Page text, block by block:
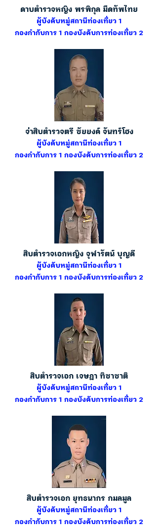
ดาบตำรวจหญิง พรพิกุล มืดทัพไทย
ผู้บังคับหมู่สถานีท่องเที่ยว 1
กองกำกับการ 1 กองบังคับการท่องเที่ยว 2
จ่าสิบตำรวจตรี ชัยยงค์ จันทร์โฮง
ผู้บังคับหมู่สถานีท่องเที่ยว 1
กองกำกับการ 1 กองบังคับการท่องเที่ยว 2
สิบตำรวจเอกหญิง จุฬารัตน์ บุญดี
ผู้บังคับหมู่สถานีท่องเที่ยว 1
กองกำกับการ 1 กองบังคับการท่องเที่ยว 2
สิบตำรวจเอก เจษฎา ทิชาชาติ
ผู้บังคับหมู่สถานีท่องเที่ยว 1
กองกำกับการ 1 กองบังคับการท่องเที่ยว 2
สิบตำรวจเอก ยุทธนากร กมลมูล
ผู้บังคับหมู่สถานีท่องเที่ยว 1
กองกำกับการ 1 กองบังคับการท่องเที่ยว 2